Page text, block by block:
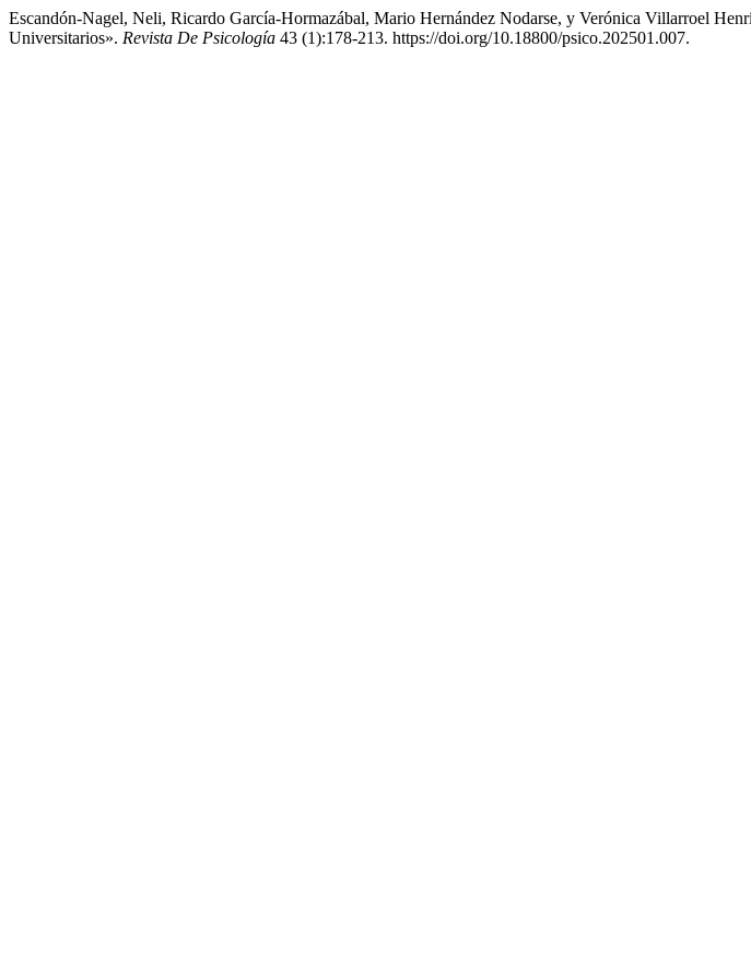
Escandón-Nagel, Neli, Ricardo García-Hormazábal, Mario Hernández Nodarse, y Verónica Villarroel
Universitarios». Revista De Psicología 43 (1):178-213. https://doi.org/10.18800/psico.202501.007.